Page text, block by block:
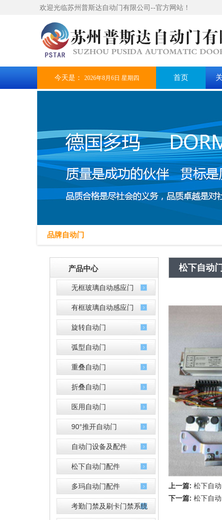
欢迎光临苏州普斯达自动门有限公司--官方网站！
今天是： 2026年8月6日 星期四 首页
品牌自动门
产品中心
无框玻璃自动感应门
有框玻璃自动感应门
旋转自动门
弧型自动门
重叠自动门
折叠自动门
医用自动门
90°推开自动门
自动门设备及配件
松下自动门配件
多玛自动门配件
考勤门禁及刷卡门禁系统
松下自动
上一篇: 松下自
下一篇: 松下自